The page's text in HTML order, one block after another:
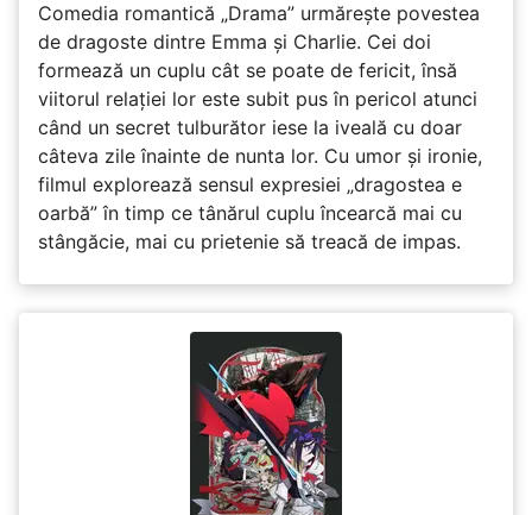
Comedia romantică „Drama” urmărește povestea
de dragoste dintre Emma și Charlie. Cei doi
formează un cuplu cât se poate de fericit, însă
viitorul relației lor este subit pus în pericol atunci
când un secret tulburător iese la iveală cu doar
câteva zile înainte de nunta lor. Cu umor și ironie,
filmul explorează sensul expresiei „dragostea e
oarbă” în timp ce tânărul cuplu încearcă mai cu
stângăcie, mai cu prietenie să treacă de impas.